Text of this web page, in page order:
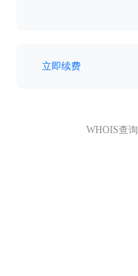
立即续费
WHOIS查询